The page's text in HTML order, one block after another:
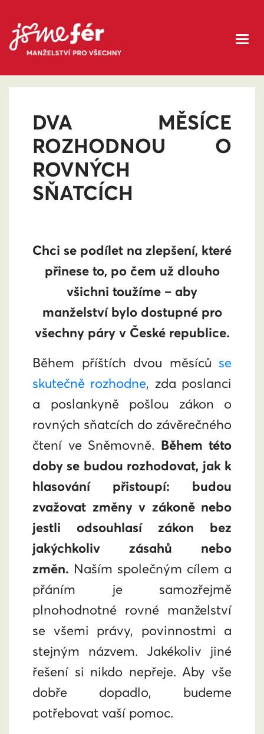
DVA MĚSÍCE
ROZHODNOU O
ROVNÝCH
SŇATCÍCH
Chci se podílet na zlepšení, které
přinese to, po čem už dlouho
všichni toužíme – aby
manželství bylo dostupné pro
všechny páry v České republice.
Během příštích dvou měsíců se
skutečně rozhodne, zda poslanci
a poslankyně pošlou zákon o
rovných sňatcích do závěrečného
čtení ve Sněmovně. Během této
doby se budou rozhodovat, jak k
hlasování přistoupí: budou
zvažovat změny v zákoně nebo
jestli odsouhlasí zákon bez
jakýchkoliv zásahů nebo
změn. Naším společným cílem a
přáním je samozřejmě
plnohodnotné rovné manželství
se všemi právy, povinnostmi a
stejným názvem. Jakékoliv jiné
řešení si nikdo nepřeje. Aby vše
dobře dopadlo, budeme
potřebovat vaší pomoc.